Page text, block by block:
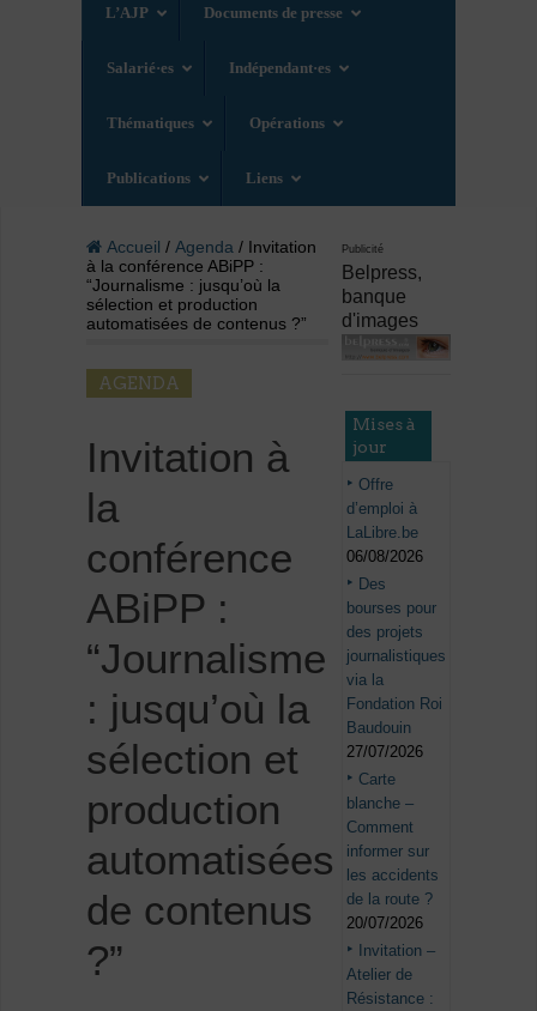
L’AJP Documents de presse
Salarié·es Indépendant·es
Thématiques Opérations
Publications Liens
Accueil / Agenda/ Invitation
à la conférence ABiPP :
“Journalisme : jusqu’où la
sélection et production
automatisées de contenus ?”
AGENDA
Invitation à
la
conférence
ABiPP :
“Journalisme
: jusqu’où la
sélection et
production
automatisées
de contenus
?”
Publicité
Belpress,
banque
d'images
Mises à
jour
Offre
d’emploi à
LaLibre.be
06/08/2026
Des
bourses pour
des projets
journalistiques
via la
Fondation Roi
Baudouin
27/07/2026
Carte
blanche –
Comment
informer sur
les accidents
de la route ?
20/07/2026
Invitation –
Atelier de
Résistance :